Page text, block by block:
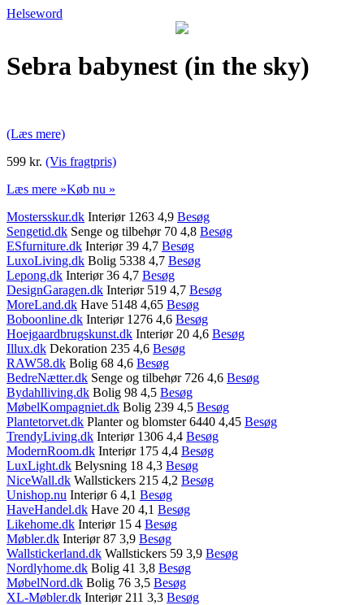
Helseword
Sebra babynest (in the sky)
(Læs mere)
599 kr. (Vis fragtpris)
Læs mere »Køb nu »
Mostersskur.dk Interiør 1263 4,9 Besøg
Sengetid.dk Senge og tilbehør 70 4,8 Besøg
ESfurniture.dk Interiør 39 4,7 Besøg
LuxoLiving.dk Bolig 5338 4,7 Besøg
Lepong.dk Interiør 36 4,7 Besøg
DesignGaragen.dk Interiør 519 4,7 Besøg
MoreLand.dk Have 5148 4,65 Besøg
Boboonline.dk Interiør 1276 4,6 Besøg
Hoejgaardbrugskunst.dk Interiør 20 4,6 Besøg
Illux.dk Dekoration 235 4,6 Besøg
RAW58.dk Bolig 68 4,6 Besøg
BedreNætter.dk Senge og tilbehør 726 4,6 Besøg
Bydahlliving.dk Bolig 98 4,5 Besøg
MøbelKompagniet.dk Bolig 239 4,5 Besøg
Plantetorvet.dk Planter og blomster 6440 4,45 Besøg
TrendyLiving.dk Interiør 1306 4,4 Besøg
ModernRoom.dk Interiør 175 4,4 Besøg
LuxLight.dk Belysning 18 4,3 Besøg
NiceWall.dk Wallstickers 215 4,2 Besøg
Unishop.nu Interiør 6 4,1 Besøg
HaveHandel.dk Have 20 4,1 Besøg
Likehome.dk Interiør 15 4 Besøg
Møbler.dk Interiør 87 3,9 Besøg
Wallstickerland.dk Wallstickers 59 3,9 Besøg
Nordlyhome.dk Bolig 41 3,8 Besøg
MøbelNord.dk Bolig 76 3,5 Besøg
XL-Møbler.dk Interiør 211 3,3 Besøg